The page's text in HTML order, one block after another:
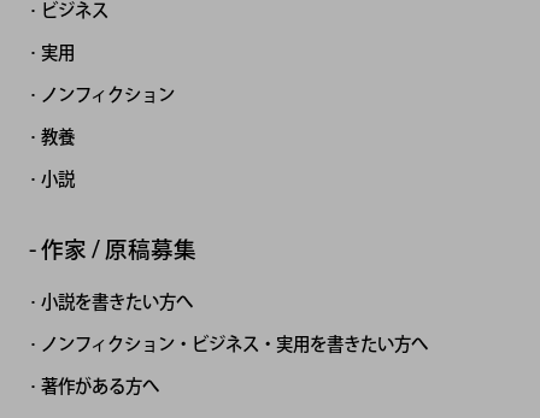
ビジネス
実用
ノンフィクション
教養
小説
作家 / 原稿募集
小説を書きたい方へ
ノンフィクション・ビジネス・実用を書きたい方へ
著作がある方へ